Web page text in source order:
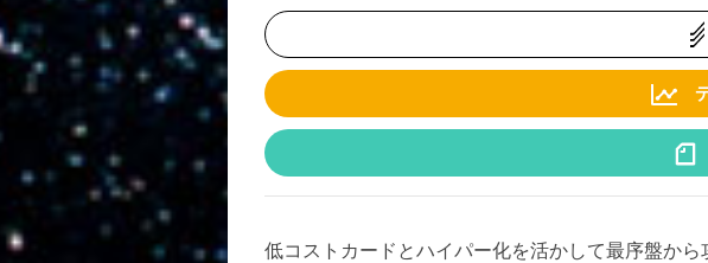
低コストカードとハイパー化を活かして最序盤か